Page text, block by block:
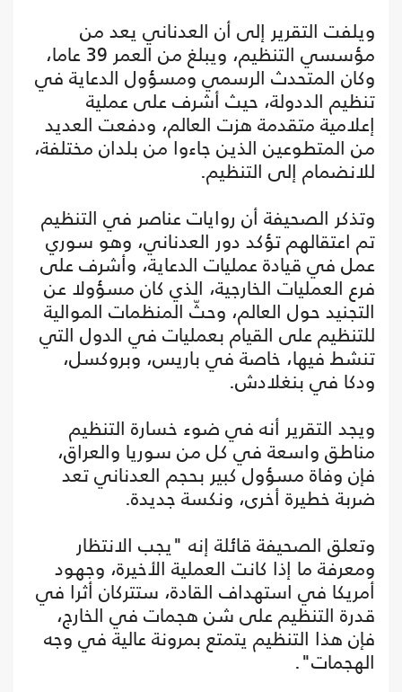
ويلفت التقرير إلى أن العدناني يعد من
مؤسسي التنظيم، ويبلغ من العمر 39 عاما،
وكان المتحدث الرسمي ومسؤول الدعاية في
تنظيم الددولة، حيث أشرف على عملية
إعلامية متقدمة هزت العالم، ودفعت العديد
من المتطوعين الذين جاءوا من بلدان مختلفة،
للانضمام إلى التنظيم.
وتذكر الصحيفة أن روايات عناصر في التنظيم
تم اعتقالهم تؤكد دور العدناني، وهو سوري
عمل في قيادة عمليات الدعاية، وأشرف على
فرع العمليات الخارجية، الذي كان مسؤولا عن
التجنيد حول العالم، وحثّ المنظمات الموالية
للتنظيم على القيام بعمليات في الدول التي
تنشط فيها، خاصة في باريس، وبروكسل،
ودكا في بنغلادش.
ويجد التقرير أنه في ضوء خسارة التنظيم
مناطق واسعة في كل من سوريا والعراق،
فإن وفاة مسؤول كبير بحجم العدناني تعد
ضربة خطيرة أخرى، ونكسة جديدة.
وتعلق الصحيفة قائلة إنه "يجب الانتظار
ومعرفة ما إذا كانت العملية الأخيرة، وجهود
أمريكا في استهداف القادة، ستتركان أثرا في
قدرة التنظيم على شن هجمات في الخارج،
فإن هذا التنظيم يتمتع بمرونة عالية في وجه
الهجمات".